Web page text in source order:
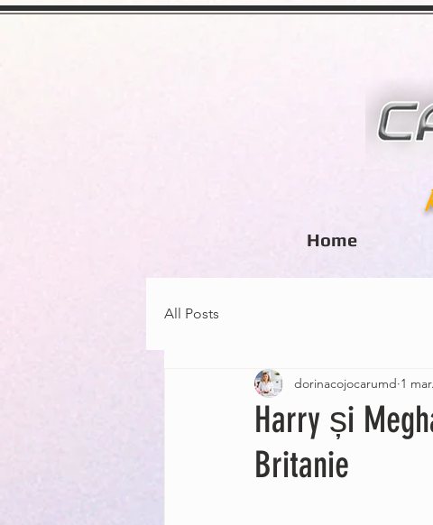
Home
All Posts
Harry și
Britanie
dorinacojocarumd 1